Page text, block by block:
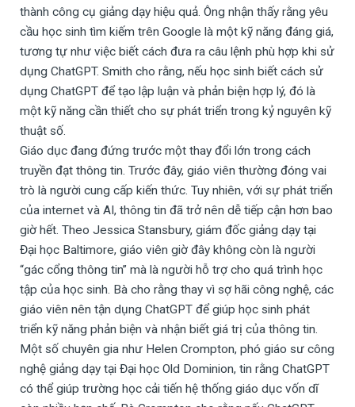
thành công cụ giảng dạy hiệu quả. Ông nhận thấy rằng yêu
cầu học sinh tìm kiếm trên Google là một kỹ năng đáng giá,
tương tự như việc biết cách đưa ra câu lệnh phù hợp khi sử
dụng ChatGPT. Smith cho rằng, nếu học sinh biết cách sử
dụng ChatGPT để tạo lập luận và phản biện hợp lý, đó là
một kỹ năng cần thiết cho sự phát triển trong kỷ nguyên kỹ
thuật số.
Giáo dục đang đứng trước một thay đổi lớn trong cách
truyền đạt thông tin. Trước đây, giáo viên thường đóng vai
trò là người cung cấp kiến thức. Tuy nhiên, với sự phát triển
của internet và AI, thông tin đã trở nên dễ tiếp cận hơn bao
giờ hết. Theo Jessica Stansbury, giám đốc giảng dạy tại
Đại học Baltimore, giáo viên giờ đây không còn là người
“gác cổng thông tin” mà là người hỗ trợ cho quá trình học
tập của học sinh. Bà cho rằng thay vì sợ hãi công nghệ, các
giáo viên nên tận dụng ChatGPT để giúp học sinh phát
triển kỹ năng phản biện và nhận biết giá trị của thông tin.
Một số chuyên gia như Helen Crompton, phó giáo sư công
nghệ giảng dạy tại Đại học Old Dominion, tin rằng ChatGPT
có thể giúp trường học cải tiến hệ thống giáo dục vốn dĩ